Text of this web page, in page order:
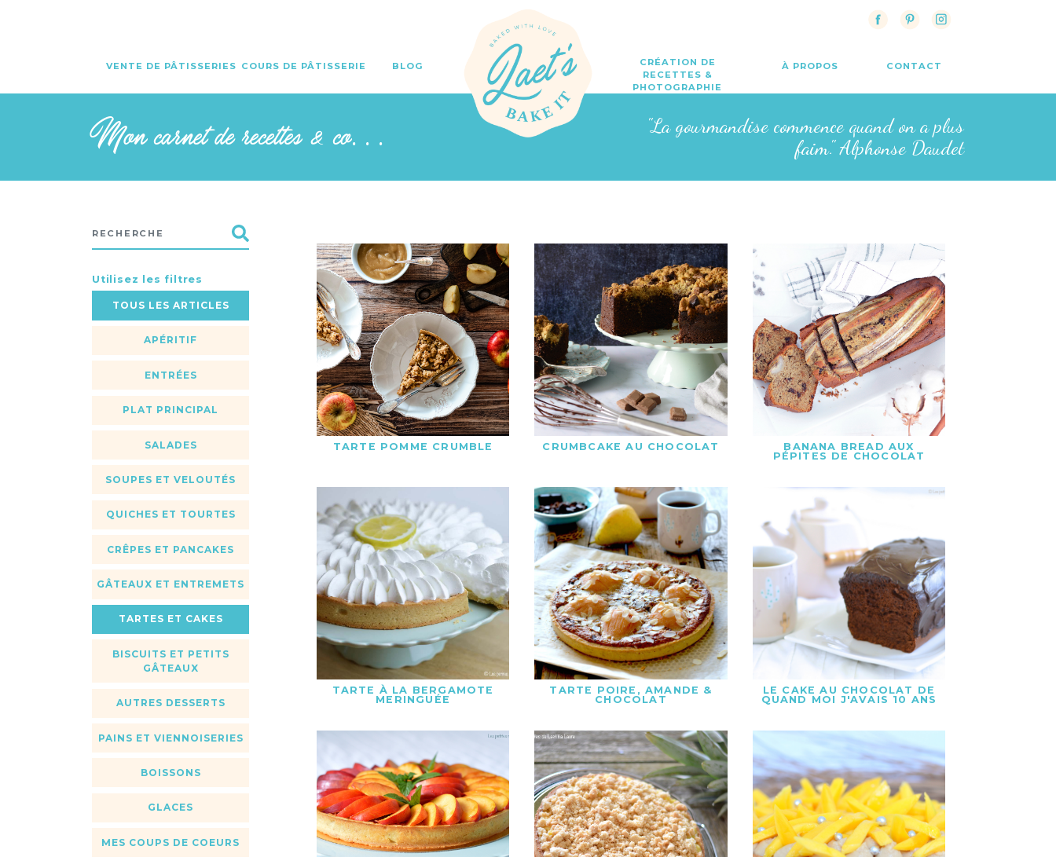
VENTE DE PÂTISSERIES COURS DE PÂTISSERIE BLOG
CRÉATION DE
RECETTES &
PHOTOGRAPHIE
À PROPOS CONTACT
Mon carnet de recettes & co...
"La gourmandise commence quand on a plus
faim." Alphonse Daudet
Utilisez les filtres
TOUS LES ARTICLES
APÉRITIF
ENTRÉES
PLAT PRINCIPAL
SALADES
SOUPES ET VELOUTÉS
QUICHES ET TOURTES
CRÊPES ET PANCAKES
GÂTEAUX ET ENTREMETS
TARTES ET CAKES
BISCUITS ET PETITS
GÂTEAUX
AUTRES DESSERTS
PAINS ET VIENNOISERIES
BOISSONS
GLACES
MES COUPS DE COEURS
TARTE POMME CRUMBLE CRUMBCAKE AU CHOCOLAT
BANANA BREAD AUX
PÉPITES DE CHOCOLAT
TARTE À LA BERGAMOTE
MERINGUÉE
TARTE POIRE, AMANDE &
CHOCOLAT
LE CAKE AU CHOCOLAT DE
QUAND MOI J'AVAIS 10 ANS